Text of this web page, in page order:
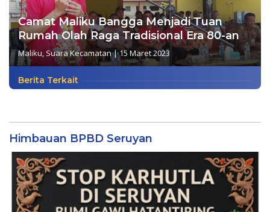
Camat Maliku Bangga Menjadi Tuan
Rumah Olah Raga Tradisional Era 80-an
Maliku,Suara Kecamatan|15 Maret 2023
Berita Terkait
Himbauan BPBD Seruyan